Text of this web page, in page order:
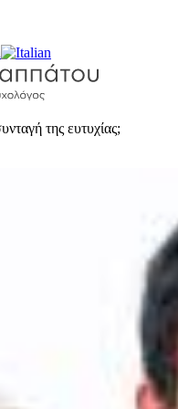
–
της ευτυχίας;